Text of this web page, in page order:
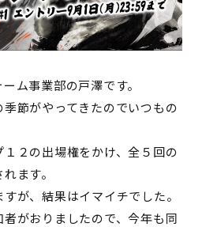
ム事業部の戸澤です。
節がやってきたのでいつもの
２の出場権をかけ、全５回の
ます。
が、結果はイマイチでした。
がおりましたので、今年も同